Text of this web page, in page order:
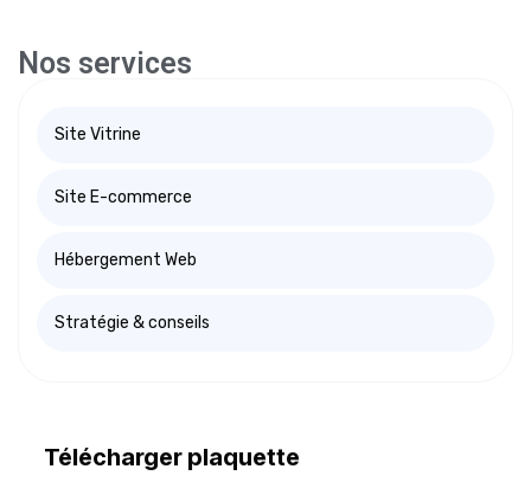
Nos services
Site Vitrine
Site E-commerce
Hébergement Web
Stratégie & conseils
Télécharger plaquette